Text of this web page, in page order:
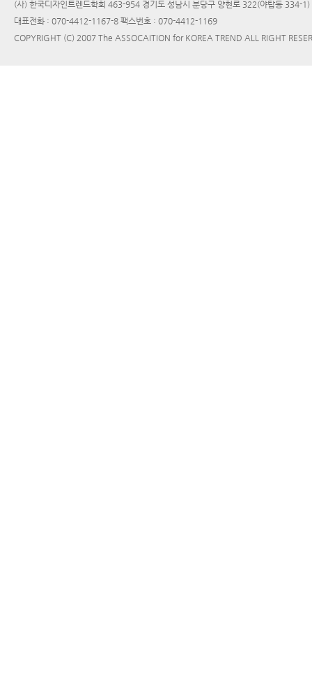
(사) 한국디자인트렌드학회 463-954 경기도 성남시 분당구 양현로 322(야탑동 334-
대표전화 : 070-4412-1167-8 팩스번호 : 070-4412-1169
COPYRIGHT (C) 2007 The ASSOCAITION for KOREA TREND ALL RIGHT